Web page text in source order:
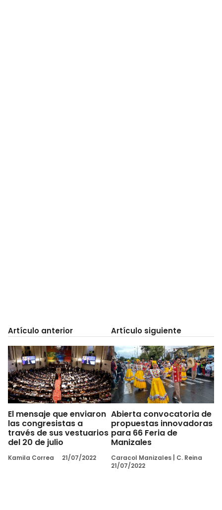
Artículo anterior
El mensaje que enviaron
las congresistas a
través de sus vestuarios
del 20 de julio
Kamila Correa 21/07/2022
Artículo siguiente
Abierta convocatoria de
propuestas innovadoras
para 66 Feria de
Manizales
Caracol Manizales
C. Reina
21/07/2022